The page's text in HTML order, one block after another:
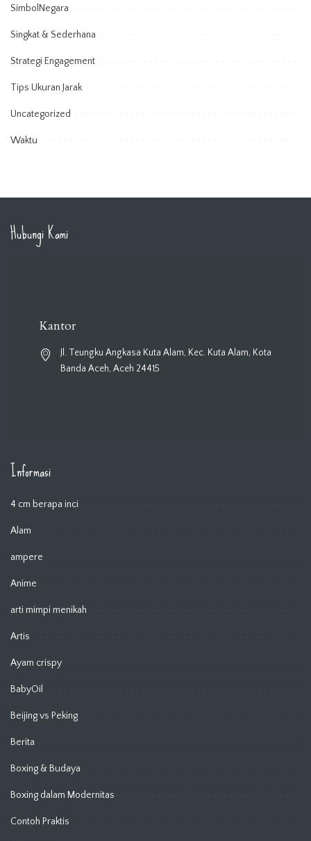
SimbolNegara
Singkat & Sederhana
Strategi Engagement
Tips Ukuran Jarak
Uncategorized
Waktu
Hubungi Kami
Kantor
Jl. Teungku Angkasa Kuta Alam, Kec. Kuta Alam, Kota
Banda Aceh, Aceh 24415
Informasi
4 cm berapa inci
Alam
ampere
Anime
arti mimpi menikah
Artis
Ayam crispy
BabyOil
Beijing vs Peking
Berita
Boxing & Budaya
Boxing dalam Modernitas
Contoh Praktis